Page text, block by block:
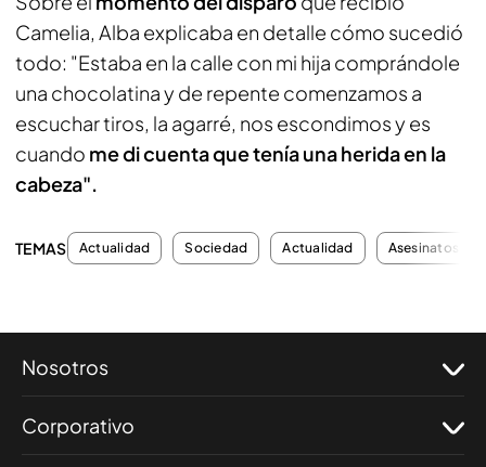
Camelia, Alba explicaba en detalle cómo sucedió
todo: "Estaba en la calle con mi hija comprándole
una chocolatina y de repente comenzamos a
escuchar tiros, la agarré, nos escondimos y es
cuando me di cuenta que tenía una herida en la
cabeza".
TEMAS Actualidad Sociedad Actualidad Asesinatos
Nosotros
Corporativo